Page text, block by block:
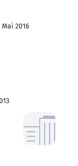
2016